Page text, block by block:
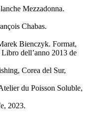
Mezzadonna.
Chabas.
Bienczyk. Format,
dell’anno 2013 de
Corea del Sur,
du Poisson Soluble,
2023.